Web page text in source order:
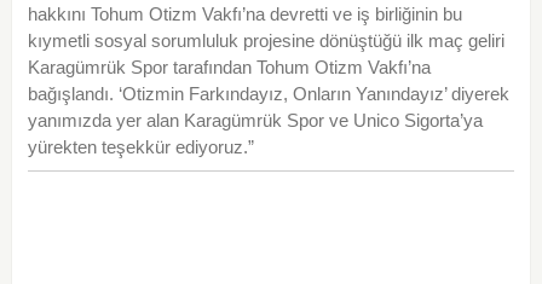
hakkını Tohum Otizm Vakfı’na devretti ve iş birliğinin bu
kıymetli sosyal sorumluluk projesine dönüştüğü ilk maç geliri
Karagümrük Spor tarafından Tohum Otizm Vakfı’na
bağışlandı. ‘Otizmin Farkındayız, Onların Yanındayız’ diyerek
yanımızda yer alan Karagümrük Spor ve Unico Sigorta’ya
yürekten teşekkür ediyoruz.”